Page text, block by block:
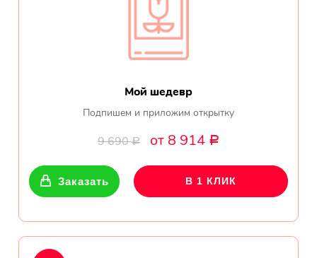
Мой шедевр
Подпишем и приложим открытку
9 690Р от 8 914 Р
Заказать В 1 КЛИК